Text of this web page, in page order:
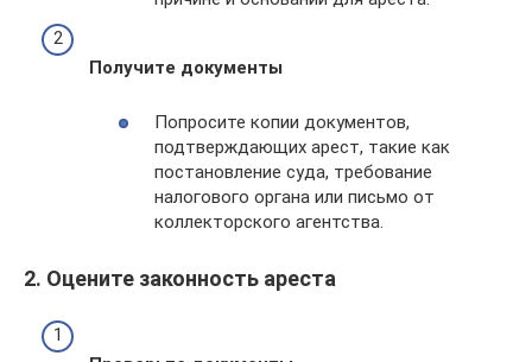
Получите документы
Попросите копии документов,
подтверждающих арест, такие как
постановление суда, требование
налогового органа или письмо от
коллекторского агентства.
2. Оцените законность ареста